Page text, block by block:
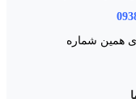
همین شماره